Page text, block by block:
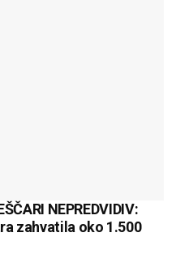
NEPREDVIDIV:
zahvatila oko 1.500